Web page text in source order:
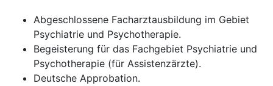
Abgeschlossene Facharztausbildung im Gebiet
Psychiatrie und Psychotherapie.
Begeisterung für das Fachgebiet Psychiatrie und
Psychotherapie (für Assistenzärzte).
Deutsche Approbation.